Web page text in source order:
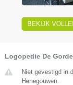
BEKIJK
Logopedie De
Niet gevestigd in
Henegouwen.